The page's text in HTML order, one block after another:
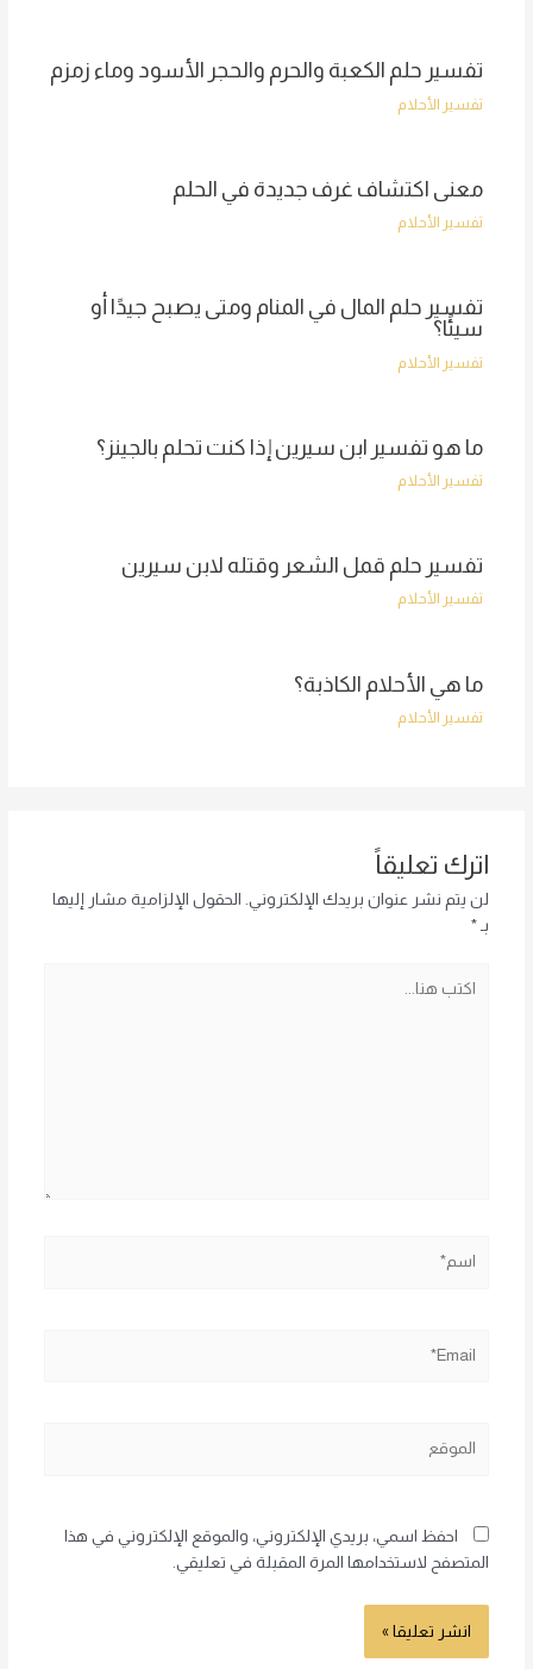
تفسير حلم الكعبة والحرم والحجر الأسود وماء زمزم
تفسير الأحلام
معنى اكتشاف غرف جديدة في الحلم
تفسير الأحلام
تفسير حلم المال في المنام ومتى يصبح جيدًا أو
سيئًا؟
تفسير الأحلام
ما هو تفسير ابن سيرين إذا كنت تحلم بالجينز؟
تفسير الأحلام
تفسير حلم قمل الشعر وقتله لابن سيرين
تفسير الأحلام
ما هي الأحلام الكاذبة؟
تفسير الأحلام
اترك تعليقاً
لن يتم نشر عنوان بريدك الإلكتروني. الحقول الإلزامية مشار إليها
بـ *
احفظ اسمي، بريدي الإلكتروني، والموقع الإلكتروني في هذا
المتصفح لاستخدامها المرة المقبلة في تعليقي.